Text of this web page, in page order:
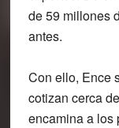
de 59 millones
antes.
Con ello, Ence
cotizan cerca
encamina a los